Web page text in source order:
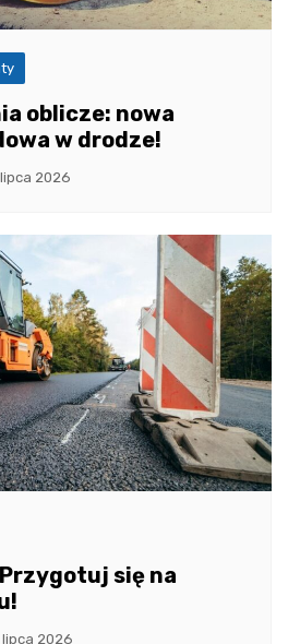
oblicze: nowa
w drodze!
2026
się na
2026